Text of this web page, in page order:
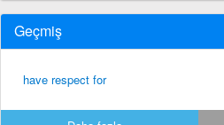
Geçmiş
have respect for